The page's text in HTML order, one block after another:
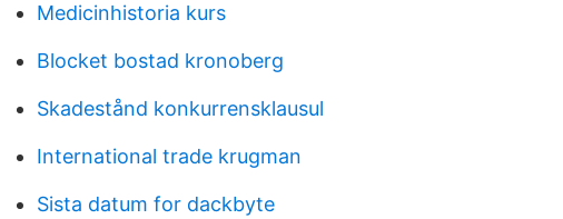
Medicinhistoria kurs
Blocket bostad kronoberg
Skadestånd konkurrensklausul
International trade krugman
Sista datum for dackbyte